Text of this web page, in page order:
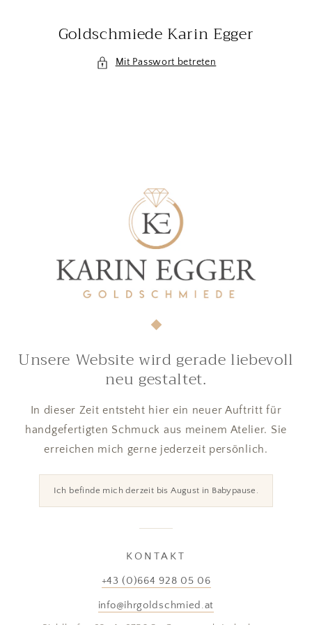
Goldschmiede Karin Egger
Mit Passwort betreten
Unsere Website wird gerade liebevoll
neu gestaltet.
In dieser Zeit entsteht hier ein neuer Auftritt für
handgefertigten Schmuck aus meinem Atelier. Sie
erreichen mich gerne jederzeit persönlich.
Ich befinde mich derzeit bis August in Babypause.
KONTAKT
+43 (0)664 928 05 06
info@ihrgoldschmied.at